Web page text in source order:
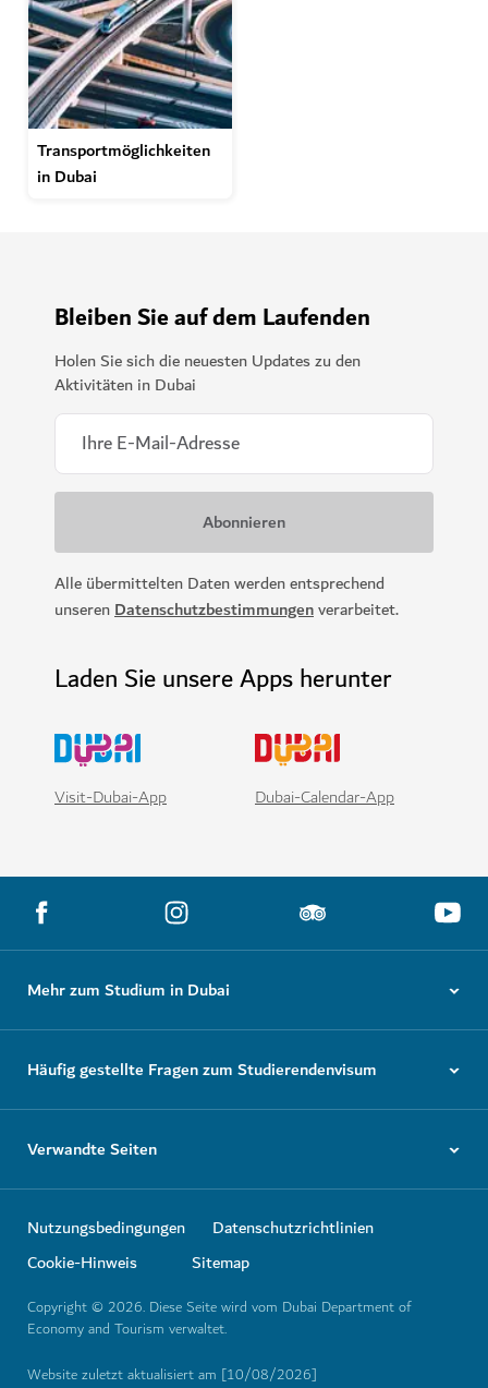
Transportmöglichkeiten
in Dubai
Bleiben Sie auf dem Laufenden
Holen Sie sich die neuesten Updates zu den
Aktivitäten in Dubai
Alle übermittelten Daten werden entsprechend
unserenDatenschutzbestimmungenverarbeitet.
Laden Sie unsere Apps herunter
Visit-Dubai-App Dubai-Calendar-App
Mehr zum Studium in Dubai
Häufig gestellte Fragen zum Studierendenvisum
Verwandte Seiten
Nutzungsbedingungen
Datenschutzrichtlinien
Cookie-Hinweis
Sitemap
Copyright © 2026. Diese Seite wird vom Dubai Department of
Economy and Tourism verwaltet.
Website zuletzt aktualisiert am [10/08/2026]